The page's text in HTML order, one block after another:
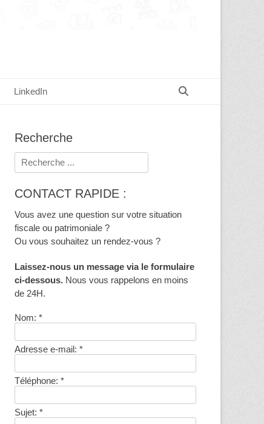
LinkedIn
Recherche
Rechercher :
CONTACT RAPIDE :
Vous avez une question sur votre situation
fiscale ou patrimoniale ?
Ou vous souhaitez un rendez-vous ?
Laissez-nous un message via le formulaire
ci-dessous. Nous vous rappelons en moins
de 24H.
Nom: *
Adresse e-mail: *
Téléphone: *
Sujet: *